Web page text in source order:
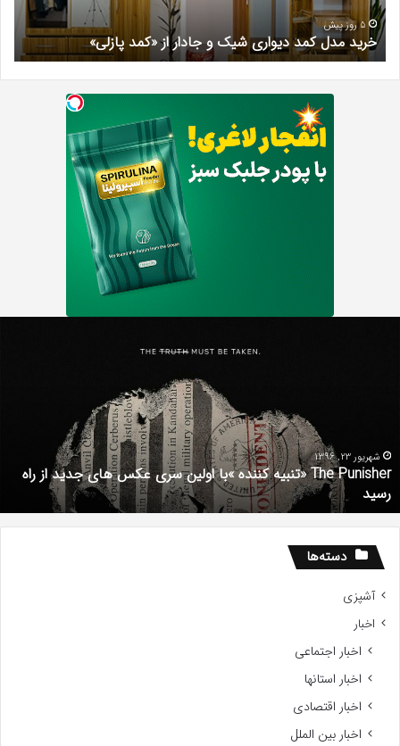
از
«کمد
پازلی»
5 روز پیش
خرید مدل کمد دیواری شیک و جادار از «کمد پازلی»
عکس
های
جدید
از
راه
رسید
شهریور 23, 1396
The Punisher «تنبیه کننده »با اولین سری عکس های جدید از راه
رسید
دسته‌ها
آشپزی
اخبار
اخبار اجتماعی
اخبار استانها
اخبار اقتصادی
اخبار بین الملل